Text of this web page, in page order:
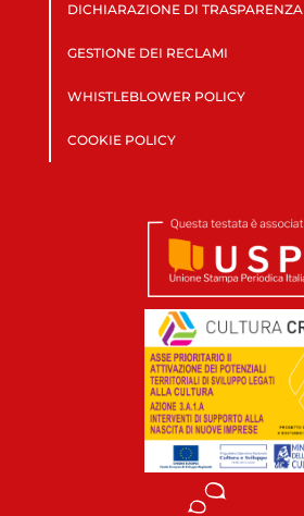
DICHIARAZIONE DI TRASPARENZA
GESTIONE DEI RECLAMI
WHISTLEBLOWER POLICY
COOKIE POLICY